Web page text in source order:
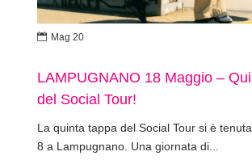
LAMPUGNANO 18 Maggio –
del Social Tour!
La quinta tappa del Social Tour si è
8 a Lampugnano. Una giornata di...
 Mag 20